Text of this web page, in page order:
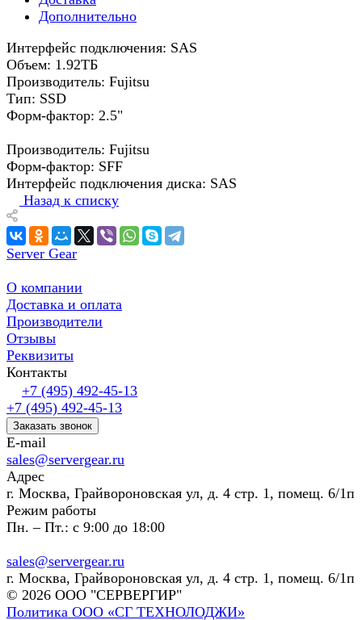
Дополнительно
Интерфейс подключения: SAS
Объем: 1.92ТБ
Производитель: Fujitsu
Тип: SSD
Форм-фактор: 2.5"
Производитель: Fujitsu
Форм-фактор: SFF
Интерфейс подключения диска: SAS
Назад к списку
Server Gear
О компании
Доставка и оплата
Производители
Отзывы
Реквизиты
Контакты
+7 (495) 492-45-13
+7 (495) 492-45-13
Заказать звонок
E-mail
sales@servergear.ru
Адрес
г. Москва, Грайвороновская ул, д. 4 стр. 1, помещ. 6/1п
Режим работы
Пн. – Пт.: с 9:00 до 18:00
sales@servergear.ru
г. Москва, Грайвороновская ул, д. 4 стр. 1, помещ. 6/1п
© 2026 ООО "СЕРВЕРГИР"
Политика ООО «СГ ТЕХНОЛОДЖИ»